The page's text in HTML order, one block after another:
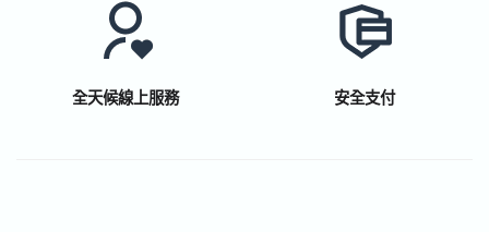
全天候線上服務 安全支付